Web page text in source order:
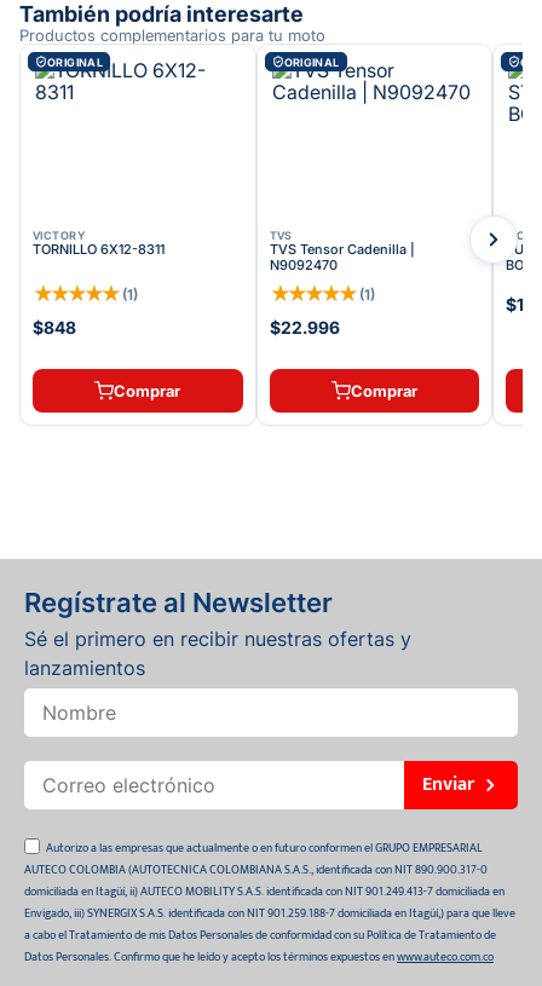
También podría interesarte
Productos complementarios para tu moto
ORIGINAL
VICTORY
TORNILLO 6X12-8311
★★★★★ (1)
$848
Comprar
ORIGINAL
TVS
TVS Tensor Cadenilla |
N9092470
★★★★★ (1)
$22.996
Comprar
Regístrate al Newsletter
Sé el primero en recibir nuestras ofertas y
lanzamientos
Enviar
Autorizo a las empresas que actualmente o en futuro conformen el GRUPO EMPRESARIAL
AUTECO COLOMBIA (AUTOTECNICA COLOMBIANA S.A.S., identificada con NIT 890.900.317-0
domiciliada en Itagüí, ii) AUTECO MOBILITY S.A.S. identificada con NIT 901.249.413-7 domiciliada en
Envigado, iii) SYNERGIX S.A.S. identificada con NIT 901.259.188-7 domiciliada en Itagüí,) para que lleve
a cabo el Tratamiento de mis Datos Personales de conformidad con su Política de Tratamiento de
Datos Personales. Confirmo que he leído y acepto los términos expuestos enwww.auteco.com.co